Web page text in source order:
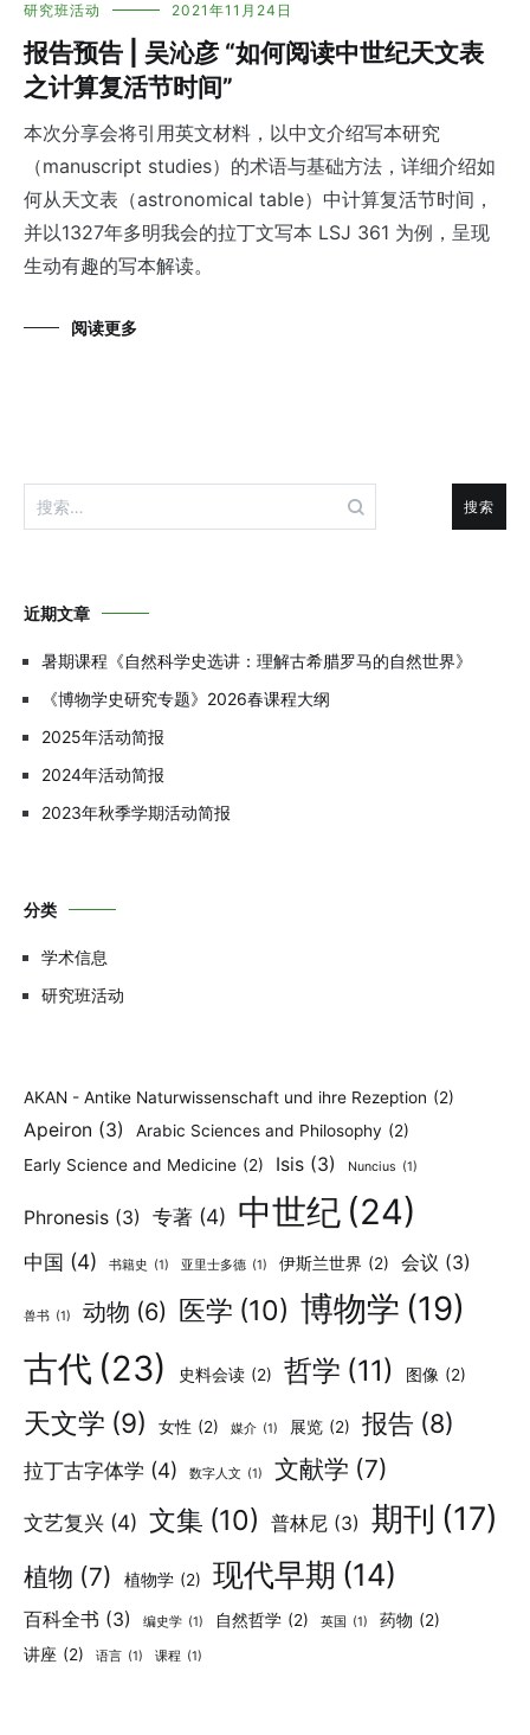
研究班活动 2021年11月24日
报告预告 | 吴沁彦 “如何阅读中世纪天文表
之计算复活节时间”
本次分享会将引用英文材料，以中文介绍写本研究
（manuscript studies）的术语与基础方法，详细介绍如
何从天文表（astronomical table）中计算复活节时间，
并以1327年多明我会的拉丁文写本 LSJ 361 为例，呈现
生动有趣的写本解读。
阅读更多
搜
索：
近期文章
暑期课程《自然科学史选讲：理解古希腊罗马的自然世界》
《博物学史研究专题》2026春课程大纲
2025年活动简报
2024年活动简报
2023年秋季学期活动简报
分类
学术信息
研究班活动
AKAN - Antike Naturwissenschaft und ihre Rezeption (2)
Apeiron (3) Arabic Sciences and Philosophy (2)
Early Science and Medicine (2) Isis (3) Nuncius (1)
Phronesis (3) 专著 (4) 中世纪 (24)
中国 (4) 书籍史 (1) 亚里士多德 (1) 伊斯兰世界 (2) 会议 (3)
兽书 (1) 动物 (6) 医学 (10) 博物学 (19)
古代 (23) 史料会读 (2) 哲学 (11) 图像 (2)
天文学 (9) 女性 (2) 媒介 (1) 展览 (2) 报告 (8)
拉丁古字体学 (4) 数字人文 (1) 文献学 (7)
文艺复兴 (4) 文集 (10) 普林尼 (3) 期刊 (17)
植物 (7) 植物学 (2) 现代早期 (14)
百科全书 (3) 编史学 (1) 自然哲学 (2) 英国 (1) 药物 (2)
讲座 (2) 语言 (1) 课程 (1)